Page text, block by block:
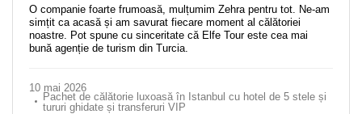
O companie foarte frumoasă, mulțumim Zehra pentru tot. Ne-am
simțit ca acasă și am savurat fiecare moment al călătoriei
noastre. Pot spune cu sinceritate că Elfe Tour este cea mai
bună agenție de turism din Turcia.
10 mai 2026
Pachet de călătorie luxoasă în Istanbul cu hotel de 5 stele și
tururi ghidate și transferuri VIP